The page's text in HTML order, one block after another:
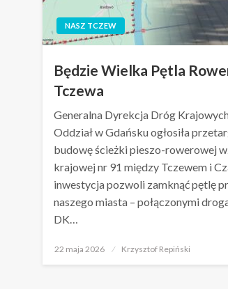
NASZ TCZEW
Będzie Wielka Pętla
Tczewa
Generalna Dyrekcja Dróg
Oddział w Gdańsku ogłosiła
budowę ścieżki pieszo-rowerowej
krajowej nr 91 między Tczewem i
inwestycja pozwoli zamknąć pętlę
naszego miasta – połączonymi
DK…
Opublikowane
22 maja 2026 Krzysztof Repiński